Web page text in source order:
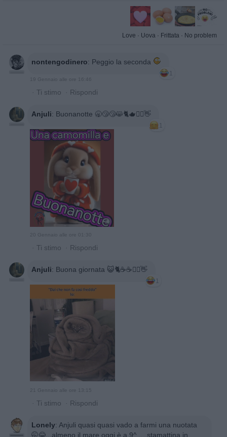
Love · Uova · Frittata · No problem
nontengodinero: Peggio la seconda
1
19 Gennaio alle ore 16:46
· Ti stimo · Rispondi
Anjuli: Buonanotte 🥱😴😴😸🐈🫖🙋‍♀️👋
1
20 Gennaio alle ore 01:30
· Ti stimo · Rispondi
Anjuli: Buona giornata 😺🐈☕️☕️🙋‍♀️👋
1
21 Gennaio alle ore 13:15
· Ti stimo · Rispondi
Lonely: Anjuli quasi quasi vado a farmi una nuotata
🤭😂...almeno il mare oggi è a 9^ ....stamattina in